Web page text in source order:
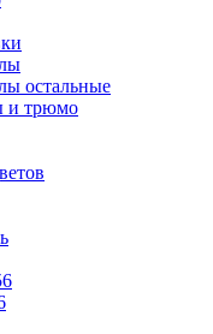
остальные
и трюмо